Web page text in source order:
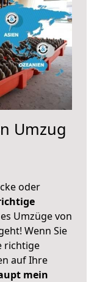
Umzug
oder
Umzüge von
Wenn Sie
richtige
auf Ihre
mein